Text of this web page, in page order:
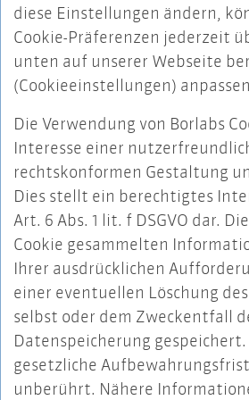
diese Einstellungen ändern,
Cookie-Präferenzen jederzeit
unten auf unserer Webseite
(Cookieeinstellungen)
Die Verwendung von Borlabs
Interesse einer
rechtskonformen Gestaltung
Dies stellt ein berechtigtes
Art. 6 Abs. 1 lit. f DSGVO dar.
Cookie gesammelten
Ihrer ausdrücklichen
einer eventuellen Löschung
selbst oder dem Zweckentfall
Datenspeicherung
gesetzliche
unberührt. Nähere